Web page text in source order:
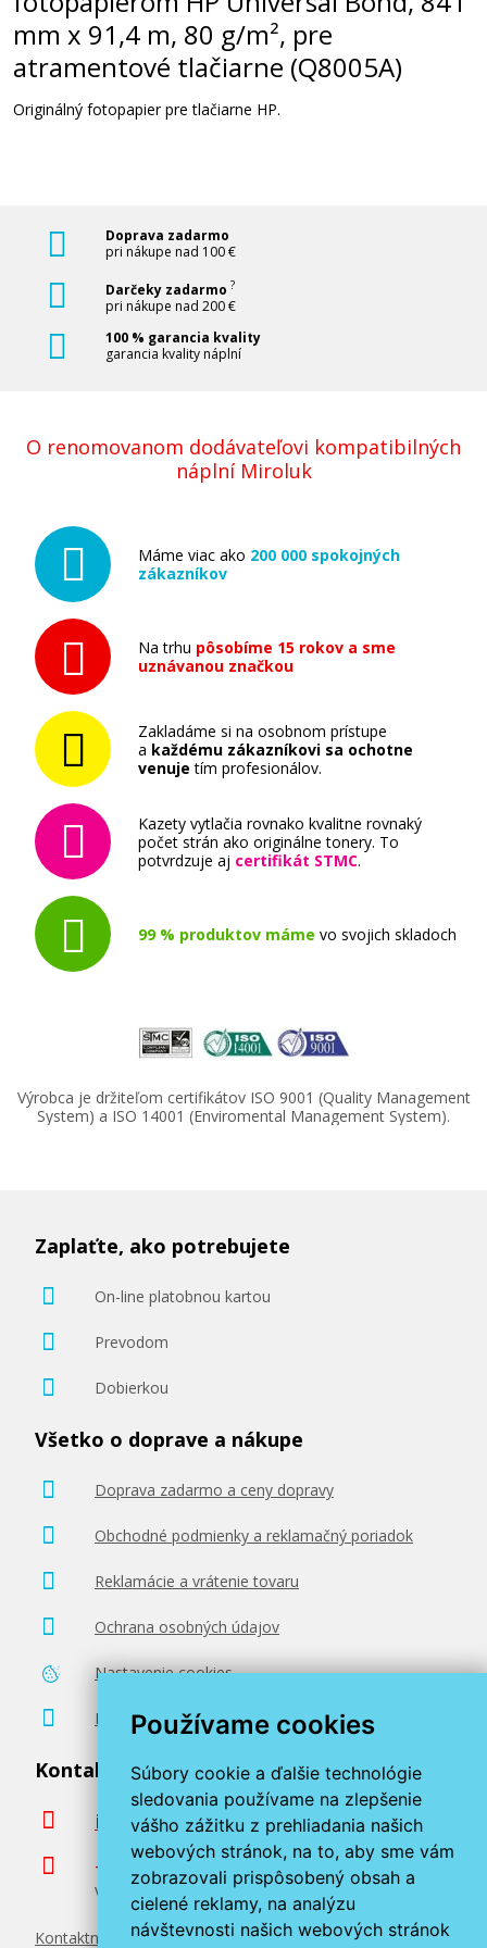
Používame cookies
Súbory cookie a ďalšie technológie
sledovania používame na zlepšenie
vášho zážitku z prehliadania našich
webových stránok, na to, aby sme vám
zobrazovali prispôsobený obsah a
cielené reklamy, na analýzu
návštevnosti našich webových stránok
Kotúč s fotopapierom HP Universal Heavyweight
Coated, 914 mm x 30,5 m, 131 g/m², pre
atramentové tlačiarne, matný (Q1413B)
70,90 €
Pridať do košíka
Kotúč s fotopapierom HP Coated Paper, 841 mm x
45,7 m, 90 g/m², poťahovaný, pre atramentové
tlačiarne (Q1441A)
Pridať do košíka
Kotúč s fotopapierom HP Coated, 914 mm x 45,7
m, 90 g/m², pre atramentové tlačiarne, matný
(C6020B)
76,90 €
914 mm x 30,5 m, 130 g/m², pre atramentové
tlačiarne, matný (C6030C)
30,5 m, 200 g/m², vysoko lesklý, pre inskoustové
Príslušenstvo
94,90 €
Pridať do košíka
mm x 91,4 m, 80 g/m², pre
atramentové tlačiarne (Q8005A)
Originálný fotopapier pre tlačiarne HP.
Doprava zadarmo
pri nákupe nad 100 €
Darčeky zadarmo ?
pri nákupe nad 200 €
100 % garancia kvality
garancia kvality náplní
O renomovanom dodávateľovi kompatibilných
náplní Miroluk
Máme viac ako 200 000 spokojných
zákazníkov
Na trhu pôsobíme 15 rokov a sme
uznávanou značkou
Zakladáme si na osobnom prístupe
a každému zákazníkovi sa ochotne
venuje tím profesionálov.
Kazety vytlačia rovnako kvalitne rovnaký
počet strán ako originálne tonery. To
potvrdzuje aj certifikát STMC.
99 % produktov máme vo svojich skladoch
Výrobca je držiteľom certifikátov ISO 9001 (Quality Management
System) a ISO 14001 (Enviromental Management System).
Zaplaťte, ako potrebujete
On-line platobnou kartou
Prevodom
Dobierkou
Všetko o doprave a nákupe
Doprava zadarmo a ceny dopravy
Obchodné podmienky a reklamačný poriadok
Reklamácie a vrátenie tovaru
Ochrana osobných údajov
Nastavenie cookies
Poradenstvo zadarmo
Kontaktujte nás
info@miroluk.sk
+420 377 222 313
Volajte v pracovné dni od 8. do 17. hod.
Kontaktné údaje